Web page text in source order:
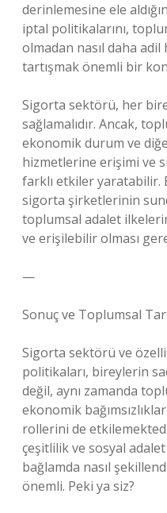
derinlemesine ele
iptal politikalarını,
olmadan nasıl daha
tartışmak önemli bir
Sigorta sektörü, her
sağlamalıdır. Ancak,
ekonomik durum ve
hizmetlerine erişimi ve
farklı etkiler yaratabilir.
sigorta şirketlerinin
toplumsal adalet
ve erişilebilir olması
—
Sonuç ve Toplumsal
Sigorta sektörü ve
politikaları, bireylerin
değil, aynı zamanda
ekonomik
rollerini de
çeşitlilik ve sosyal
bağlamda nasıl
önemli. Peki ya siz?